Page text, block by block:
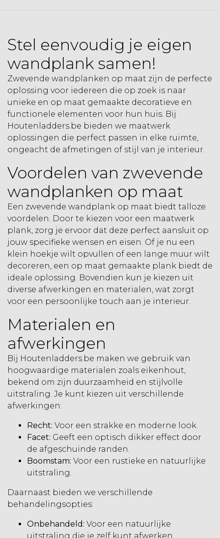
Stel eenvoudig je eigen
wandplank samen!
Zwevende wandplanken op maat zijn de perfecte
oplossing voor iedereen die op zoek is naar
unieke en op maat gemaakte decoratieve en
functionele elementen voor hun huis. Bij
Houtenladders.be bieden we maatwerk
oplossingen die perfect passen in elke ruimte,
ongeacht de afmetingen of stijl van je interieur.
Voordelen van zwevende
wandplanken op maat
Een zwevende wandplank op maat biedt talloze
voordelen. Door te kiezen voor een maatwerk
plank, zorg je ervoor dat deze perfect aansluit op
jouw specifieke wensen en eisen. Of je nu een
klein hoekje wilt opvullen of een lange muur wilt
decoreren, een op maat gemaakte plank biedt de
ideale oplossing. Bovendien kun je kiezen uit
diverse afwerkingen en materialen, wat zorgt
voor een persoonlijke touch aan je interieur.
Materialen en
afwerkingen
Bij Houtenladders.be maken we gebruik van
hoogwaardige materialen zoals eikenhout,
bekend om zijn duurzaamheid en stijlvolle
uitstraling. Je kunt kiezen uit verschillende
afwerkingen:
Recht: Voor een strakke en moderne look.
Facet: Geeft een optisch dikker effect door
de afgeschuinde randen.
Boomstam: Voor een rustieke en natuurlijke
uitstraling.
Daarnaast bieden we verschillende
behandelingsopties:
Onbehandeld: Voor een natuurlijke
uitstraling die je zelf kunt afwerken.